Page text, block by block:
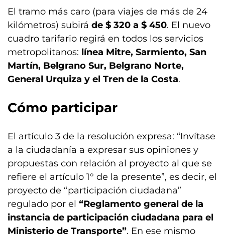
El tramo más caro (para viajes de más de 24
kilómetros) subirá de $ 320 a $ 450. El nuevo
cuadro tarifario regirá en todos los servicios
metropolitanos: línea Mitre, Sarmiento, San
Martín, Belgrano Sur, Belgrano Norte,
General Urquiza y el Tren de la Costa.
Cómo participar
El artículo 3 de la resolución expresa: “Invítase
a la ciudadanía a expresar sus opiniones y
propuestas con relación al proyecto al que se
refiere el artículo 1° de la presente”, es decir, el
proyecto de “participación ciudadana”
regulado por el “Reglamento general de la
instancia de participación ciudadana para el
Ministerio de Transporte”. En ese mismo